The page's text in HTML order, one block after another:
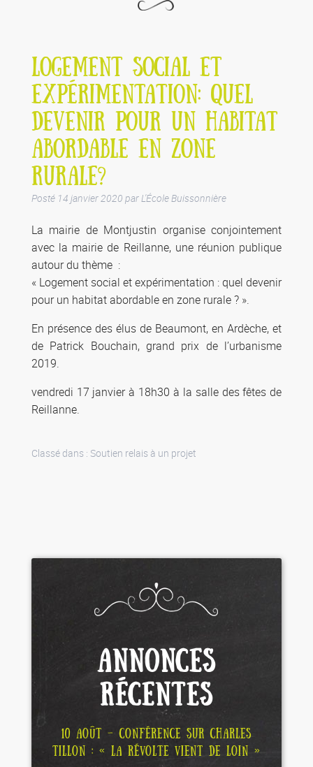
LOGEMENT SOCIAL ET
EXPÉRIMENTATION: QUEL
DEVENIR POUR UN HABITAT
ABORDABLE EN ZONE
RURALE?
Posté 14 janvier 2020 par L'École Buissonnière
La mairie de Montjustin organise conjointement
avec la mairie de Reillanne, une réunion publique
autour du thème :
« Logement social et expérimentation : quel devenir
pour un habitat abordable en zone rurale ? ».
En présence des élus de Beaumont, en Ardèche, et
de Patrick Bouchain, grand prix de l’urbanisme
2019.
vendredi 17 janvier à 18h30 à la salle des fêtes de
Reillanne.
Classé dans : Soutien relais à un projet
ANNONCES
RÉCENTES
10 AOÛT – CONFÉRENCE SUR CHARLES
TILLON : « LA RÉVOLTE VIENT DE LOIN »